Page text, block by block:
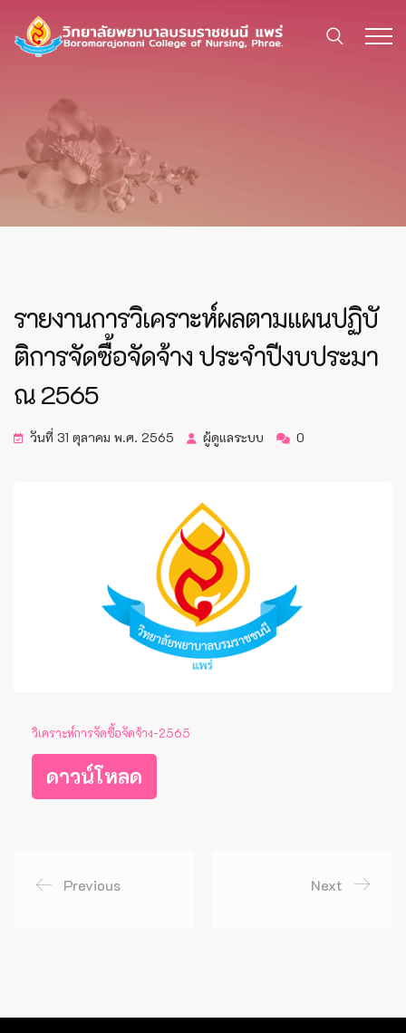
รายงานการวิเคราะห์ผลตามแผนปฏิบั
ติการจัดซื้อจัดจ้าง ประจำปีงบประมา
ณ 2565
วันที่ 31 ตุลาคม พ.ศ. 2565 ผู้ดูแลระบบ 0
วิเคราะห์การจัดซื้อจัดจ้าง-2565
ดาวน์โหลด
Previous Next